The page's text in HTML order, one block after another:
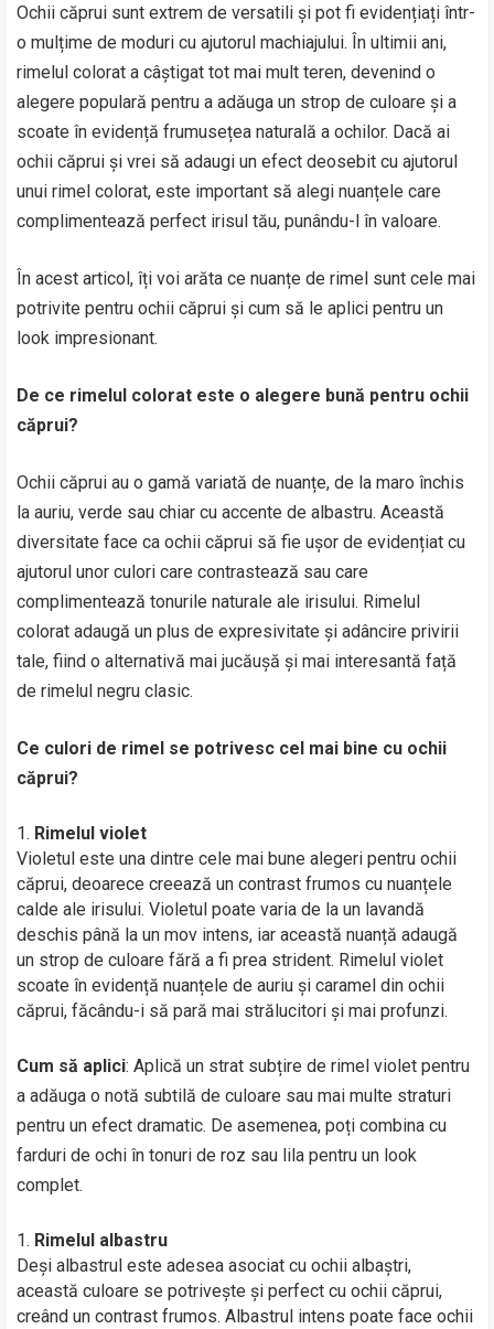
Ochii căprui sunt extrem de versatili și pot fi evidențiați într-
o mulțime de moduri cu ajutorul machiajului. În ultimii ani,
rimelul colorat a câștigat tot mai mult teren, devenind o
alegere populară pentru a adăuga un strop de culoare și a
scoate în evidență frumusețea naturală a ochilor. Dacă ai
ochii căprui și vrei să adaugi un efect deosebit cu ajutorul
unui rimel colorat, este important să alegi nuanțele care
complimentează perfect irisul tău, punându-l în valoare.
În acest articol, îți voi arăta ce nuanțe de rimel sunt cele mai
potrivite pentru ochii căprui și cum să le aplici pentru un
look impresionant.
De ce rimelul colorat este o alegere bună pentru ochii
căprui?
Ochii căprui au o gamă variată de nuanțe, de la maro închis
la auriu, verde sau chiar cu accente de albastru. Această
diversitate face ca ochii căprui să fie ușor de evidențiat cu
ajutorul unor culori care contrastează sau care
complimentează tonurile naturale ale irisului. Rimelul
colorat adaugă un plus de expresivitate și adâncire privirii
tale, fiind o alternativă mai jucăușă și mai interesantă față
de rimelul negru clasic.
Ce culori de rimel se potrivesc cel mai bine cu ochii
căprui?
Rimelul violet
Violetul este una dintre cele mai bune alegeri pentru ochii
căprui, deoarece creează un contrast frumos cu nuanțele
calde ale irisului. Violetul poate varia de la un lavandă
deschis până la un mov intens, iar această nuanță adaugă
un strop de culoare fără a fi prea strident. Rimelul violet
scoate în evidență nuanțele de auriu și caramel din ochii
căprui, făcându-i să pară mai strălucitori și mai profunzi.
Cum să aplici: Aplică un strat subțire de rimel violet pentru
a adăuga o notă subtilă de culoare sau mai multe straturi
pentru un efect dramatic. De asemenea, poți combina cu
farduri de ochi în tonuri de roz sau lila pentru un look
complet.
Rimelul albastru
Deși albastrul este adesea asociat cu ochii albaștri,
această culoare se potrivește și perfect cu ochii căprui,
creând un contrast frumos. Albastrul intens poate face ochii